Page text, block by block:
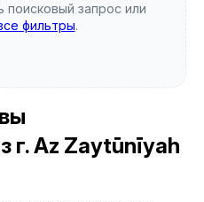
запрос или
фильтры.
г. Az Zaytūnīyah